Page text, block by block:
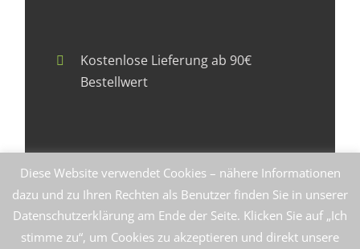
Kostenlose Lieferung ab 90€
Bestellwert
Faire Herstellung zu fairen Preisen
Diese Website verwendet Cookies – nähere Informationen
dazu und zu Ihren Rechten als Benutzer finden Sie in unserer
Datenschutzerklärung am Ende der Seite. Klicken Sie auf „Ich
stimme zu“, um Cookies zu akzeptieren und direkt unsere